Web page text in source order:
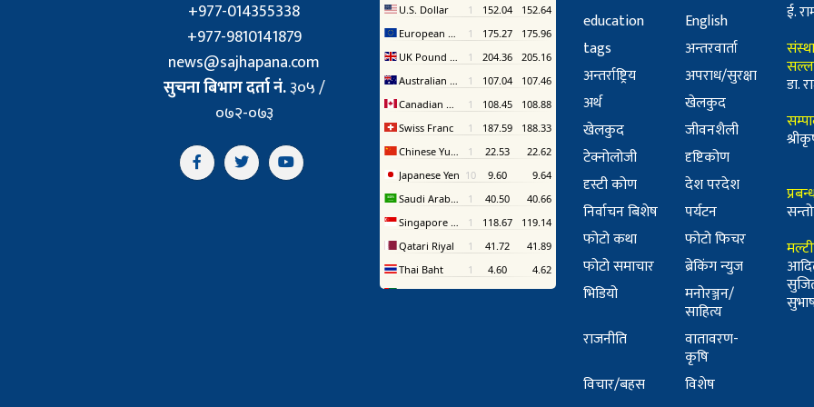
+977-014355338
+977-9810141879
news@sajhapana.com
सुचना बिभाग दर्ता नं.३०५ /
०७२-०७३
education
English
tags
अन्तरवार्ता
अन्तर्राष्ट्रिय
अपराध/सुरक्षा
अर्थ
खेलकुद
खेलकुद
जीवनशैली
टेक्नोलोजी
दृष्टिकोण
दृस्टी कोण
देश परदेश
निर्वाचन बिशेष
पर्यटन
फोटो कथा
फोटो फिचर
फोटो समाचार
ब्रेकिंग न्युज
भिडियो
मनोरञ्जन/
साहित्य
राजनीति
वातावरण-
कृषि
विचार/बहस
विशेष
ई.
डा.